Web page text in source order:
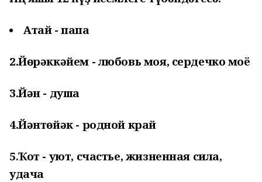
Атай - папа
2.Йөрәккәйем - любовь моя, сердечко моё
3.Йән - душа
4.Йәнтөйәк - родной край
5.Ҡот - уют, счастье, жизненная сила,
удача